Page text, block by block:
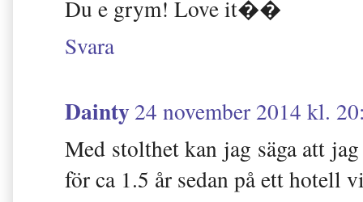
Du e grym! Love it��
Svara
Dainty 24 november 2014 kl.
Med stolthet kan jag säga att
för ca 1.5 år sedan på ett hotell